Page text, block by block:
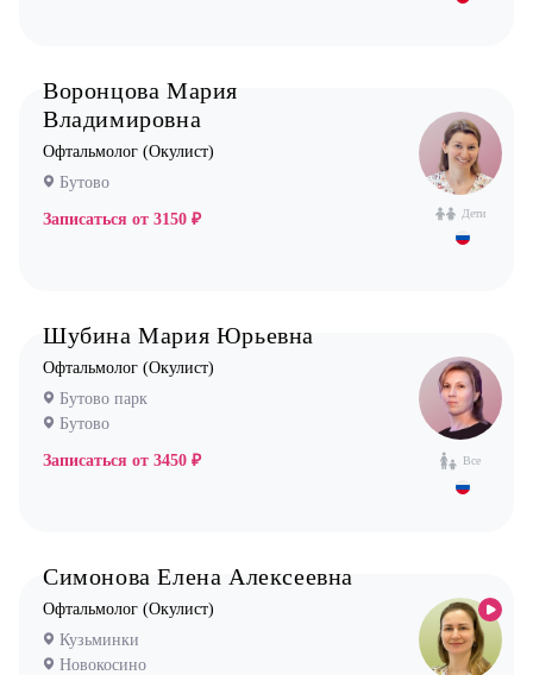
Дети
Воронцова Мария
Владимировна
Офтальмолог (Окулист)
Бутово
Записаться от 3150 ₽
Все
Шубина Мария Юрьевна
Офтальмолог (Окулист)
Бутово парк
Бутово
Записаться от 3450 ₽
Симонова Елена Алексеевна
Офтальмолог (Окулист)
Кузьминки
Новокосино